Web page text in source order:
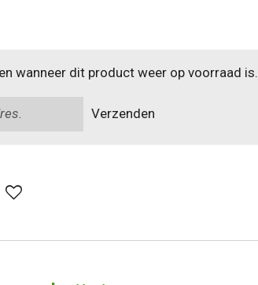
wanneer dit product weer op voorraad is.
Verzenden